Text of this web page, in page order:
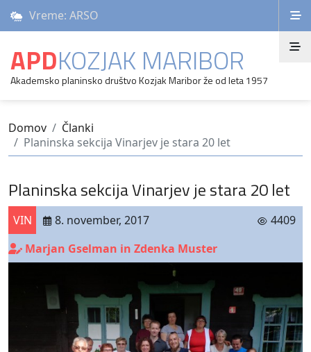
Vreme: ARSO
APDKOZJAK MARIBOR
Akademsko planinsko društvo Kozjak Maribor že od leta 1957
Domov
Članki
Planinska sekcija Vinarjev je stara 20 let
Planinska sekcija Vinarjev je stara 20 let
VIN 8. november, 2017
4409
Marjan Gselman in Zdenka Muster